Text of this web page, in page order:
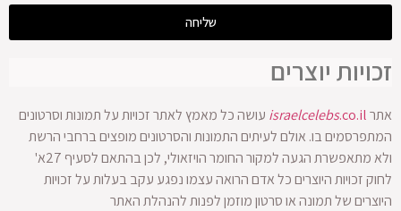
שליחה
זכויות יוצרים
אתר israelcelebs.co.il
עושה כל מאמץ לאתר זכויות על תמונות וסרטונים
המתפרסמים בו. אולם לעיתים התמונות והסרטונים מופצים ברחבי הרשת
ולא מתאפשרת הגעה למקור החומר הויזאולי, לכן בהתאם לסעיף 27א'
לחוק זכויות היוצרים כל אדם הרואה עצמו נפגע עקב בעלות על זכויות
היוצרים של תמונה או סרטון מוזמן לפנות להנהלת האתר